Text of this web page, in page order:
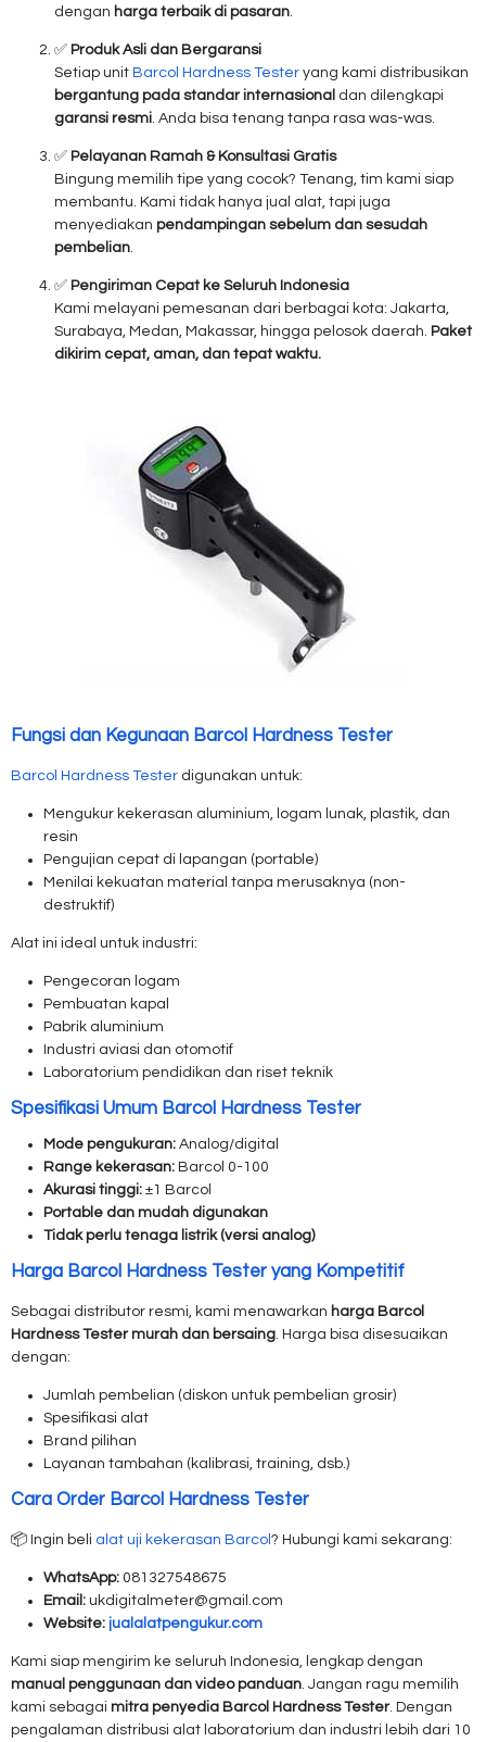
dengan harga terbaik di pasaran.
✅ Produk Asli dan Bergaransi
Setiap unit Barcol Hardness Tester yang kami distribusikan
bergantung pada standar internasional dan dilengkapi
garansi resmi. Anda bisa tenang tanpa rasa was-was.
✅ Pelayanan Ramah & Konsultasi Gratis
Bingung memilih tipe yang cocok? Tenang, tim kami siap
membantu. Kami tidak hanya jual alat, tapi juga
menyediakan pendampingan sebelum dan sesudah
pembelian.
✅ Pengiriman Cepat ke Seluruh Indonesia
Kami melayani pemesanan dari berbagai kota: Jakarta,
Surabaya, Medan, Makassar, hingga pelosok daerah. Paket
dikirim cepat, aman, dan tepat waktu.
Fungsi dan Kegunaan Barcol Hardness Tester
Barcol Hardness Tester digunakan untuk:
Mengukur kekerasan aluminium, logam lunak, plastik, dan
resin
Pengujian cepat di lapangan (portable)
Menilai kekuatan material tanpa merusaknya (non-
destruktif)
Alat ini ideal untuk industri:
Pengecoran logam
Pembuatan kapal
Pabrik aluminium
Industri aviasi dan otomotif
Laboratorium pendidikan dan riset teknik
Spesifikasi Umum Barcol Hardness Tester
Mode pengukuran: Analog/digital
Range kekerasan: Barcol 0-100
Akurasi tinggi: ±1 Barcol
Portable dan mudah digunakan
Tidak perlu tenaga listrik (versi analog)
Harga Barcol Hardness Tester yang Kompetitif
Sebagai distributor resmi, kami menawarkan harga Barcol
Hardness Tester murah dan bersaing. Harga bisa disesuaikan
dengan:
Jumlah pembelian (diskon untuk pembelian grosir)
Spesifikasi alat
Brand pilihan
Layanan tambahan (kalibrasi, training, dsb.)
Cara Order Barcol Hardness Tester
📦 Ingin beli alat uji kekerasan Barcol ? Hubungi kami sekarang:
WhatsApp: 081327548675
Email: ukdigitalmeter@gmail.com
Website: jualalatpengukur.com
Kami siap mengirim ke seluruh Indonesia, lengkap dengan
manual penggunaan dan video panduan. Jangan ragu memilih
kami sebagai mitra penyedia Barcol Hardness Tester. Dengan
pengalaman distribusi alat laboratorium dan industri lebih dari 10